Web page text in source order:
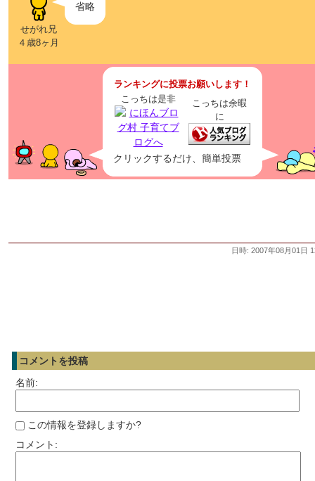
せがれ兄
４歳8ヶ月
省略
ランキングに投票お願いします！
こっちは是非
こっちは余暇
に
クリックするだけ、簡単投票
日時: 2007年08月01日
コメントを投稿
名前:
この情報を登録しますか?
コメント: